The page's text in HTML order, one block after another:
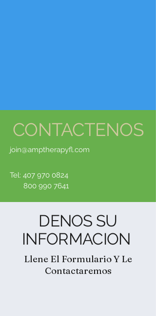
CONTACTENOS
join@amptherapyfl.com
Tel: 407 970 0824
800 990 7641
DENOS SU
INFORMACION
Llene El Formulario Y Le
Contactaremos